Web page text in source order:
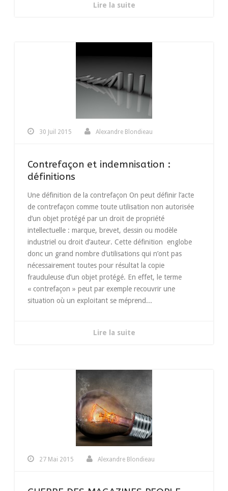
Lire la suite
30 Juil 2015 Alexandre Blondieau
Contrefaçon et indemnisation :
définitions
Une définition de la contrefaçon On peut définir l’acte
de contrefaçon comme toute utilisation non autorisée
d’un objet protégé par un droit de propriété
intellectuelle : marque, brevet, dessin ou modèle
industriel ou droit d’auteur. Cette définition englobe
donc un grand nombre d’utilisations qui n’ont pas
nécessairement toutes pour résultat la copie
frauduleuse d’un objet protégé. En effet, le terme
« contrefaçon » peut par exemple recouvrir une
situation où un exploitant se méprend...
Lire la suite
27 Mai 2015 Alexandre Blondieau